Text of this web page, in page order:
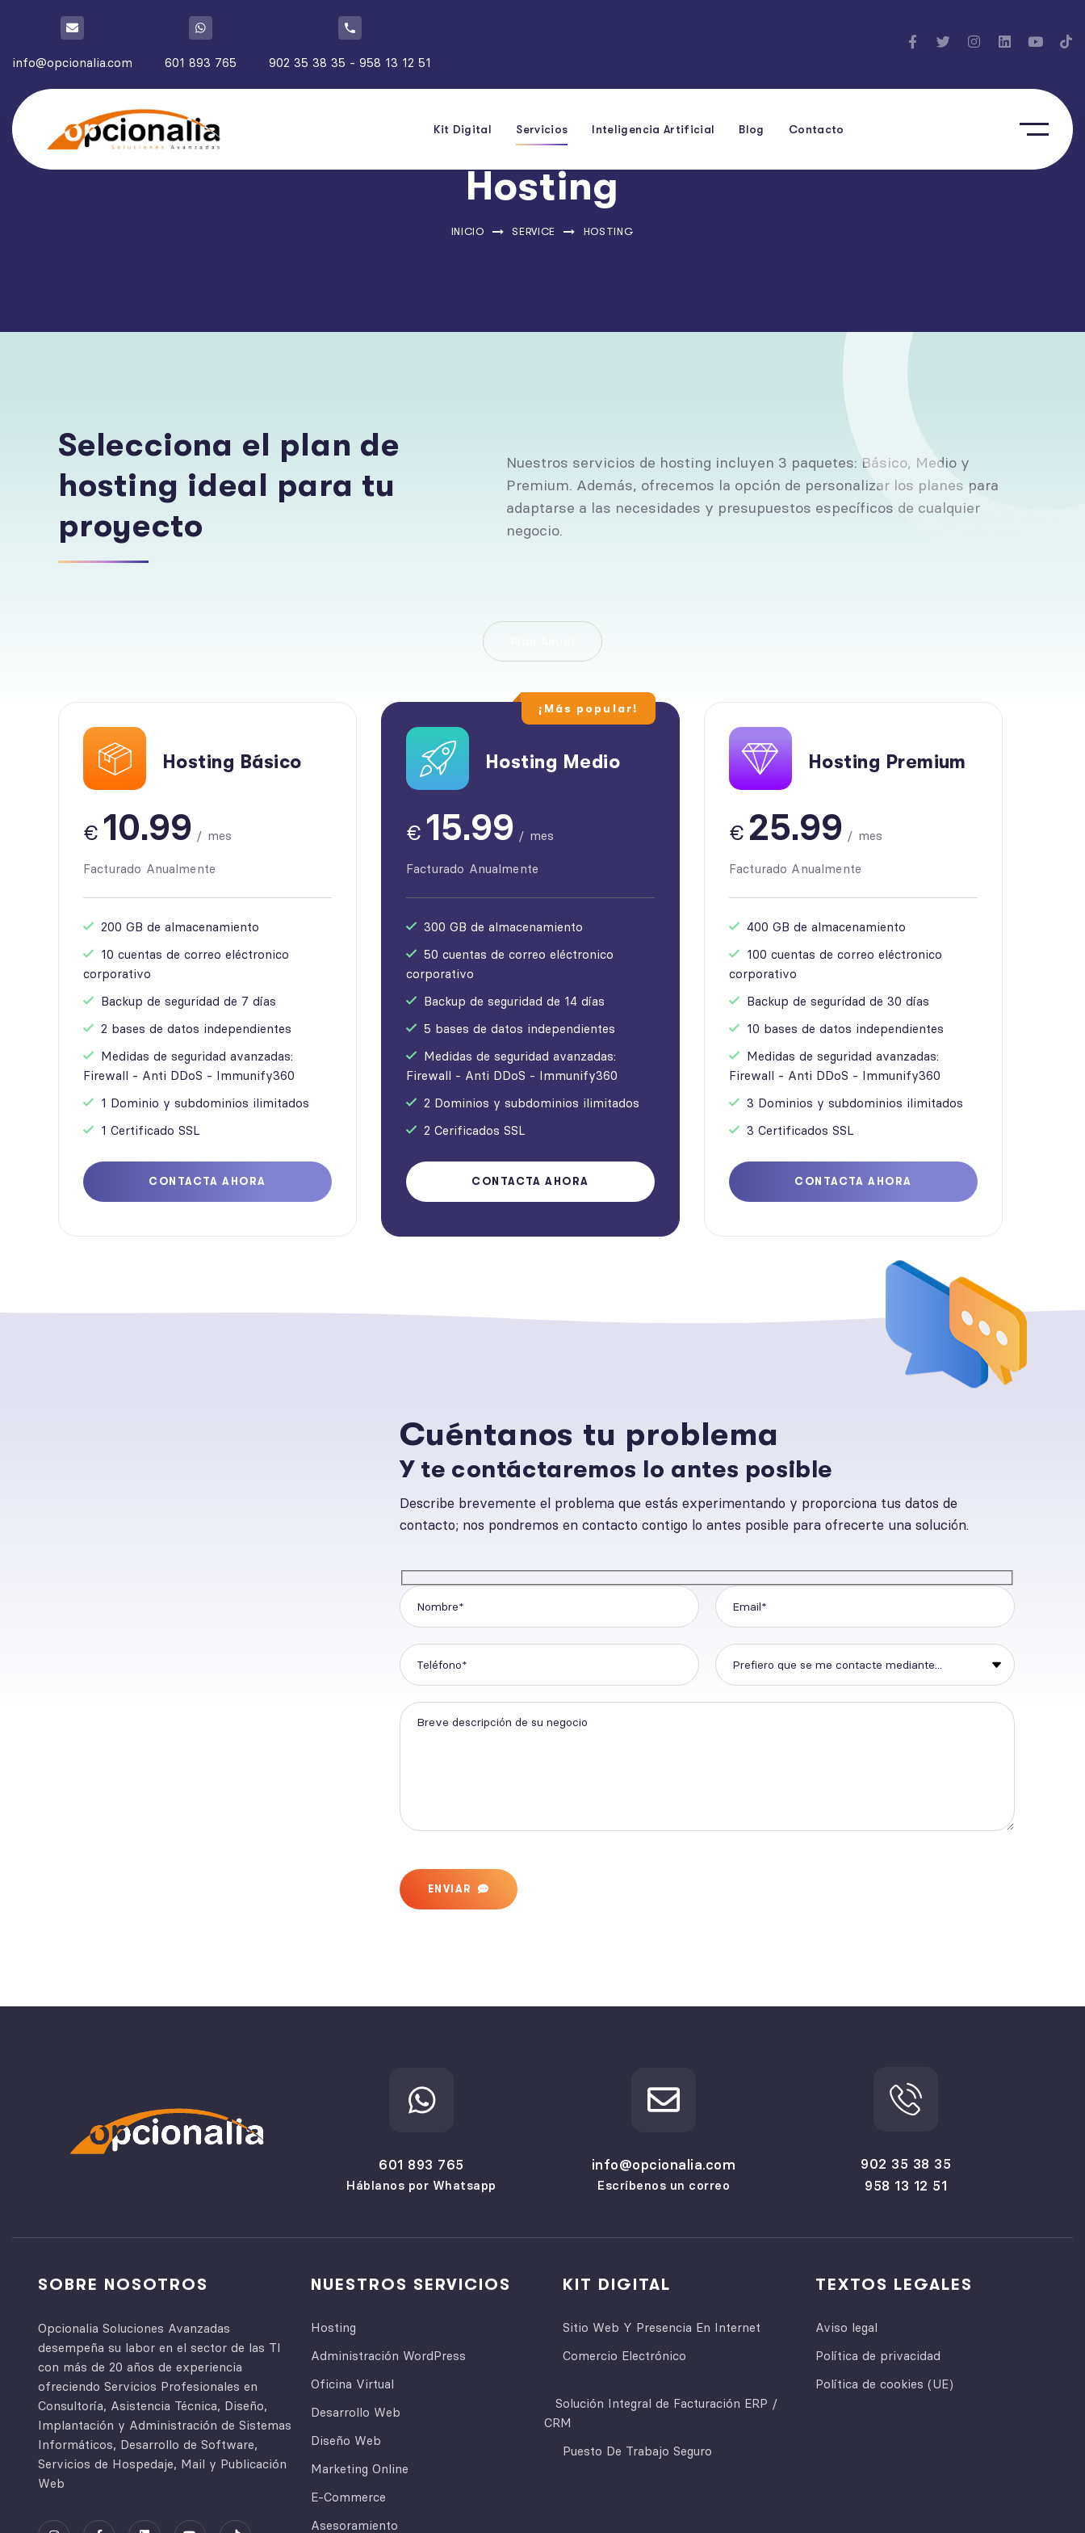
info@opcionalia.com 601 893 765 902 35 38 35 - 958 13 12 51
Kit Digital Servicios Inteligencia Artificial Blog Contacto
Hosting
INICIO SERVICE HOSTING
Selecciona el plan de
hosting ideal para tu
proyecto
Nuestros servicios de hosting incluyen 3 paquetes: Básico, Medio y
Premium. Además, ofrecemos la opción de personalizar los planes para
adaptarse a las necesidades y presupuestos específicos de cualquier
negocio.
Hosting Básico
€10.99
/ mes
Facturado Anualmente
200 GB de almacenamiento
10 cuentas de correo eléctronico
corporativo
Backup de seguridad de 7 días
2 bases de datos independientes
Medidas de seguridad avanzadas:
Firewall - Anti DDoS - Immunify360
1 Dominio y subdominios ilimitados
1 Certificado SSL
CONTACTA AHORA
¡Más popular!
Hosting Medio
€15.99
/ mes
Facturado Anualmente
300 GB de almacenamiento
50 cuentas de correo eléctronico
corporativo
Backup de seguridad de 14 días
5 bases de datos independientes
Medidas de seguridad avanzadas:
Firewall - Anti DDoS - Immunify360
2 Dominios y subdominios ilimitados
2 Cerificados SSL
CONTACTA AHORA
Hosting Premium
€25.99
/ mes
Facturado Anualmente
400 GB de almacenamiento
100 cuentas de correo eléctronico
corporativo
Backup de seguridad de 30 días
10 bases de datos independientes
Medidas de seguridad avanzadas:
Firewall - Anti DDoS - Immunify360
3 Dominios y subdominios ilimitados
3 Certificados SSL
CONTACTA AHORA
Cuéntanos tu problema
Y te contáctaremos lo antes posible
Describe brevemente el problema que estás experimentando y proporciona tus datos de
contacto; nos pondremos en contacto contigo lo antes posible para ofrecerte una solución.
ENVIAR
601 893 765
Háblanos por Whatsapp
info@opcionalia.com
Escríbenos un correo
902 35 38 35
958 13 12 51
SOBRE NOSOTROS
Opcionalia Soluciones Avanzadas
desempeña su labor en el sector de las TI
con más de 20 años de experiencia
ofreciendo Servicios Profesionales en
Consultoría, Asistencia Técnica, Diseño,
Implantación y Administración de Sistemas
Informáticos, Desarrollo de Software,
Servicios de Hospedaje, Mail y Publicación
Web
NUESTROS SERVICIOS
Hosting
Administración WordPress
Oficina Virtual
Desarrollo Web
Diseño Web
Marketing Online
E-Commerce
Asesoramiento
KIT DIGITAL
Sitio Web Y Presencia En Internet
Comercio Electrónico
Solución Integral de Facturación ERP /
CRM
Puesto De Trabajo Seguro
TEXTOS LEGALES
Aviso legal
Política de privacidad
Política de cookies (UE)